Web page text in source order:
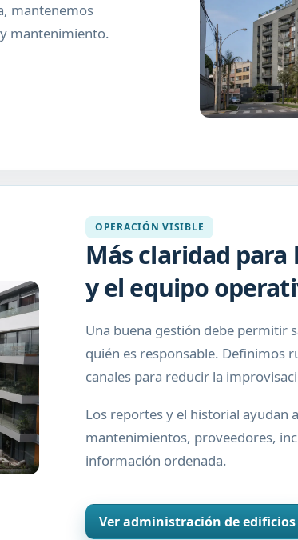
mantenemos
mantenimiento.
OPERACIÓN VISIBLE
Más claridad
y el equipo
Una buena gestión debe permitir
quién es responsable. Definimos
canales para reducir la
Los reportes y el historial ayudan
mantenimientos, proveedores,
información ordenada.
Ver administración de edificios